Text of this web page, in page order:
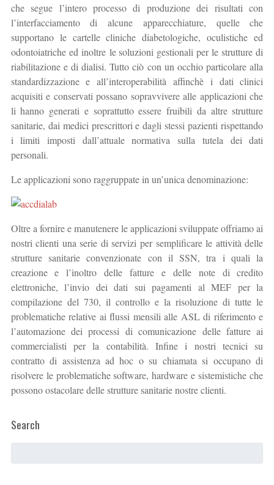
che segue l’intero processo di produzione dei risultati con
l’interfacciamento di alcune apparecchiature, quelle che
supportano le cartelle cliniche diabetologiche, oculistiche ed
odontoiatriche ed inoltre le soluzioni gestionali per le strutture di
riabilitazione e di dialisi. Tutto ciò con un occhio particolare alla
standardizzazione e all’interoperabilità affinchè i dati clinici
acquisiti e conservati possano sopravvivere alle applicazioni che
li hanno generati e soprattutto essere fruibili da altre strutture
sanitarie, dai medici prescrittori e dagli stessi pazienti rispettando
i limiti imposti dall’attuale normativa sulla tutela dei dati
personali.
Le applicazioni sono raggruppate in un’unica denominazione:
Oltre a fornire e manutenere le applicazioni sviluppate offriamo ai
nostri clienti una serie di servizi per semplificare le attività delle
strutture sanitarie convenzionate con il SSN, tra i quali la
creazione e l’inoltro delle fatture e delle note di credito
elettroniche, l’invio dei dati sui pagamenti al MEF per la
compilazione del 730, il controllo e la risoluzione di tutte le
problematiche relative ai flussi mensili alle ASL di riferimento e
l’automazione dei processi di comunicazione delle fatture ai
commercialisti per la contabilità. Infine i nostri tecnici su
contratto di assistenza ad hoc o su chiamata si occupano di
risolvere le problematiche software, hardware e sistemistiche che
possono ostacolare delle strutture sanitarie nostre clienti.
Search